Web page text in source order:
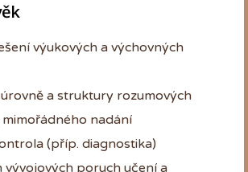
výukových a výchovných
a struktury rozumových
nadání
(příp. diagnostika)
vývojových poruch učení a